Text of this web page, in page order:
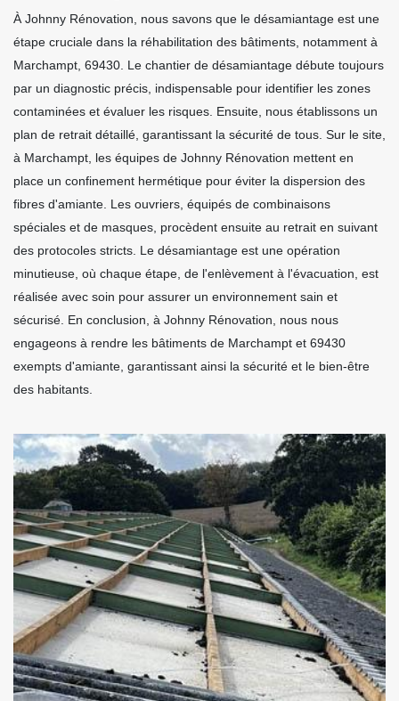
À Johnny Rénovation, nous savons que le désamiantage est une
étape cruciale dans la réhabilitation des bâtiments, notamment à
Marchampt, 69430. Le chantier de désamiantage débute toujours
par un diagnostic précis, indispensable pour identifier les zones
contaminées et évaluer les risques. Ensuite, nous établissons un
plan de retrait détaillé, garantissant la sécurité de tous. Sur le site,
à Marchampt, les équipes de Johnny Rénovation mettent en
place un confinement hermétique pour éviter la dispersion des
fibres d'amiante. Les ouvriers, équipés de combinaisons
spéciales et de masques, procèdent ensuite au retrait en suivant
des protocoles stricts. Le désamiantage est une opération
minutieuse, où chaque étape, de l'enlèvement à l'évacuation, est
réalisée avec soin pour assurer un environnement sain et
sécurisé. En conclusion, à Johnny Rénovation, nous nous
engageons à rendre les bâtiments de Marchampt et 69430
exempts d'amiante, garantissant ainsi la sécurité et le bien-être
des habitants.